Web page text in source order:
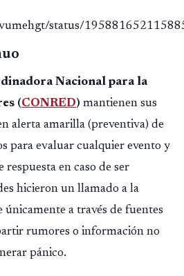
status/
Nacional para la
(CONRED) mantienen sus
alerta amarilla (preventiva) de
para evaluar cualquier evento y
en caso de ser
hicieron un llamado a la
a través de fuentes
rumores o información no
pánico.